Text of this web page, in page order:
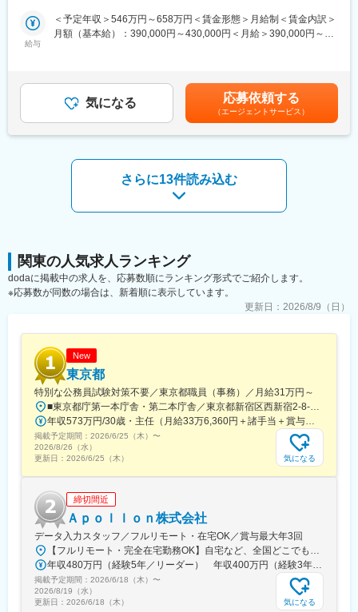
扱うため、専門知識と英語力を活かしながら、現場と技術の両面
でスキルアップが可能な環境です。
・航空機整備現場での不具合対応および改善対応
・設備更新時の選定およびトラブル対応
・整備工程の検討および効率化提案
・電話やメールでの各種調整対応
■自社のエンジニア育成機関「A-LABO」：
先端をゆく技術が求められる場に身をおくエンジニアのため「A-
LABO」という独自の育成機関・施設を用意し、知識・スキル面の
成長をバックアップ。基礎研修をはじめ、スキルアップ、キャリ
ン力、リーダー・マネージャークラスの育成など、テクニカル×ヒ
ューマンスキルの両軸で育成に取り組んでいます。また「A-
LABO」はカフェのような落ち着いた空間設計で、自習の場として
自由に利用しているエンジニアも多数。今後もさらに充実させて
当社は航空宇宙、自動車、電気電子通信、IT情報、エネルギー分
野などの業界約300社の大手メーカーに技術を提供。
まだ世に出ていない新製品の開発など様々なプロジェクトに参画
し、創業から60年日本のモノづくりを支え続けています。
試作～資材調達～開発設計～製造（自社工場）とワンストップで
お客様のご要望に対応できることが最大の強み。
また、夕方街に流れる「夕焼け小焼け」の防災無線用のアンプは
全国約40,000箇所に設置された自社製品です。
今後の高齢化社会を見据え、医療機器業界にも参入。あなたの可
い”に就ける」を実現します。
変更の範囲：会社の定める業務
給与
＜予定年収＞546万円～658万円＜賃金形態＞月給制＜賃金内訳＞
月額（基本給）：390,000円～430,000円＜月給＞390,000円～
じて上下する可能性があります。月給(月額)は固定手当を含めた表
記です。気になる 応募依頼する
（エージェントサービス）
さらに13件読み込む
関東の人気求人ランキング
dodaに掲載中の求人を、応募数順にランキング形式でご紹介します。
※応募数が同数の場合は、新着順に表示しています。
更新日： 2026/8/9（日）
New
東京都
特別な公務員試験対策不要／東京都職員（事務）／月給31万円～
■東京都庁第一本庁舎・第二本庁舎／東京都新宿区西新宿2-8-1 ※東京都庁本庁舎のほか、都内の出先事業所などに配属される場合があります。 ※配属される部署によってリモートワークの相談も可能です。 ◎アクセス・「JR新宿駅」（西口から徒歩約10分）・都営地下鉄大江戸線「都庁前駅」・新宿駅西口（地下バスのりば）から都営バス（都庁循環）「都庁第一本庁舎」、「都庁第二本庁舎」、「都議会議事堂」下車・JR新宿駅西改札「新宿駅西口」バス停から「西参道方面」行きの新宿WEバス乗車、「新宿ワシントンホテル前」下車※禁煙対策：敷地内禁煙
年収573万円/30歳・主任（月給33万6,360円＋諸手当＋賞与） 年収694万円/35歳・課長代理（月給40万3,560円＋諸手当＋賞与）
掲載予定期間： 2026/6/25（木） 〜
2026/8/26（水）
更新日： 2026/6/25（木） 気になる
締切間近
Ａｐｏｌｌｏｎ株式会社
データ入力スタッフ／フルリモート・在宅OK／賞与最大年3回
【フルリモート・完全在宅勤務OK】自宅など、全国どこでもあなたが働きやすい場所で働けます★転居を伴う転勤なし★全国47都道府県どこからでも応募OK【本社】東京都新宿区山吹町130番地の15 茜ビル2-A＜アクセス＞有楽町線「江戸川橋駅」、東西線「東西線」より徒歩10分※受動喫煙対策：あり
年収480万円（経験5年／リーダー） 年収400万円（経験3年／メンバー）
掲載予定期間： 2026/6/18（木） 〜
2026/8/19（水）
更新日： 2026/6/18（木） 気になる